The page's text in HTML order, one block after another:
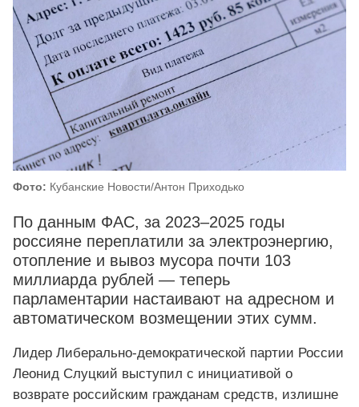
Фото: Кубанские Новости/Антон Приходько
По данным ФАС, за 2023–2025 годы
россияне переплатили за электроэнергию,
отопление и вывоз мусора почти 103
миллиарда рублей — теперь
парламентарии настаивают на адресном и
автоматическом возмещении этих сумм.
Лидер Либерально-демократической партии России
Леонид Слуцкий выступил с инициативой о
возврате российским гражданам средств, излишне